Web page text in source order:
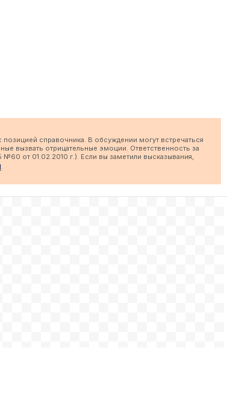
справочника. В обсуждении могут встречаться
вызвать отрицательные эмоции. Ответственность за
от 01.02.2010 г.). Если вы заметили высказывания,
.